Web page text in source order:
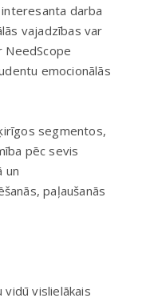
darba
vajadzības var
emocionālās
segmentos,
pēc sevis
un
paļaušanās
vislielākais